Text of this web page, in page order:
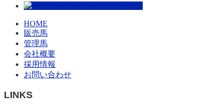
HOME
販売馬
管理馬
会社概要
採用情報
お問い合わせ
LINKS